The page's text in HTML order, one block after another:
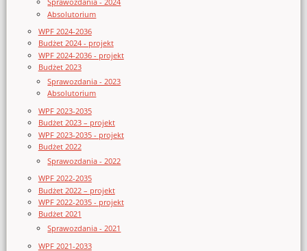
Absolutorium
WPF 2024-2036
Budżet 2024 - projekt
WPF 2024-2036 - projekt
Budżet 2023
Sprawozdania - 2023
Absolutorium
WPF 2023-2035
Budżet 2023 – projekt
WPF 2023-2035 - projekt
Budżet 2022
Sprawozdania - 2022
WPF 2022-2035
Budżet 2022 – projekt
WPF 2022-2035 - projekt
Budżet 2021
Sprawozdania - 2021
WPF 2021-2033